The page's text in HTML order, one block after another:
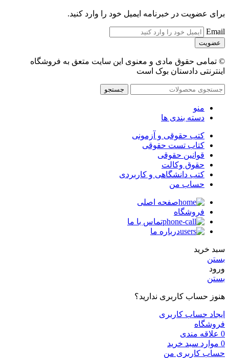
برای عضویت در خبرنامه ایمیل خود را وارد کنید.
Email
© تمامی حقوق مادی و معنوی این سایت متعق به فروشگاه
اینترنتی دادستان بوک است
جستجو
منو
دسته بندی ها
کتب حقوقی و آزمونی
کتاب تست حقوقی
قوانین حقوقی
حقوق وکالت
کتب دانشگاهی و کاربردی
حساب من
صفحه اصلی
فروشگاه
تماس با ما
درباره ما
سبد خرید
بستن
ورود
بستن
هنوز حساب کاربری ندارید؟
ایجاد حساب کاربری
فروشگاه
0 علاقه مندی
0 موارد سبد خرید
حساب کاربری من